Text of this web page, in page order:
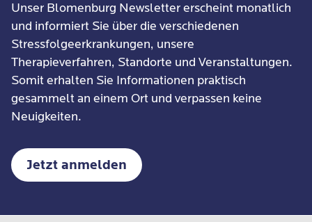
Unser Blomenburg Newsletter erscheint monatlich
und informiert Sie über die verschiedenen
Stressfolgeerkrankungen, unsere
Therapieverfahren, Standorte und Veranstaltungen.
Somit erhalten Sie Informationen praktisch
gesammelt an einem Ort und verpassen keine
Neuigkeiten.
Jetzt anmelden